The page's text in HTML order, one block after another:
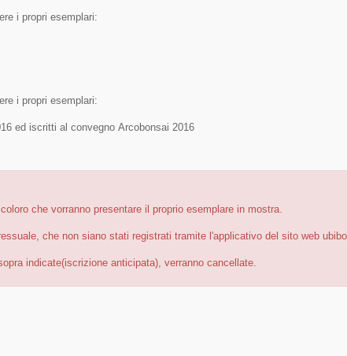
i propri esemplari:
i propri esemplari:
ed iscritti al convegno Arcobonsai 2016
che vorranno presentare il proprio esemplare in mostra.
che non siano stati registrati tramite l'applicativo del sito web
indicate(iscrizione anticipata), verranno cancellate.